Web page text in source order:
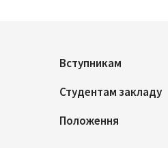
Вступникам
Студентам закладу
Положення